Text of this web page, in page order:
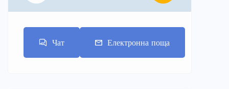
Чат Електронна поща